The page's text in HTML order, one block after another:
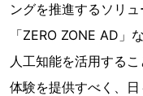
ングを推進するソリ
「ZERO ZONE AD」
人工知能を活用する
体験を提供すべく、日